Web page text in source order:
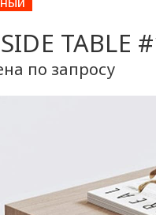
TABLE
по запросу